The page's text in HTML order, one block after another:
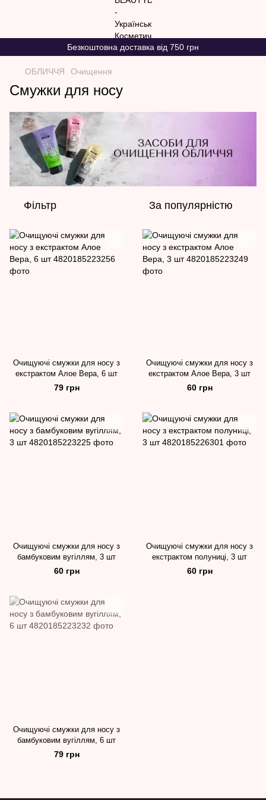
Безкоштовна доставка від 750 грн
ОБЛИЧЧЯ Очищення
Смужки для носу
Фільтр За популярністю
Очищуючі смужки для носу з
екстрактом Алое Вера, 6 шт
79 грн
Очищуючі смужки для носу з
екстрактом Алое Вера, 3 шт
60 грн
Очищуючі смужки для носу з
бамбуковим вугіллям, 3 шт
60 грн
Очищуючі смужки для носу з
екстрактом полуниці, 3 шт
60 грн
Очищуючі смужки для носу з
бамбуковим вугіллям, 6 шт
79 грн